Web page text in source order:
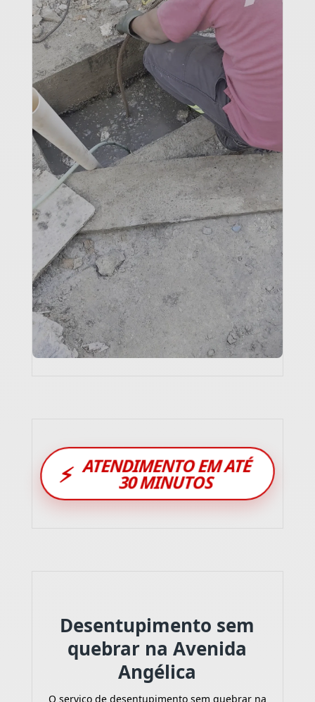
⚡ ATENDIMENTO EM ATÉ
30 MINUTOS
Desentupimento sem
quebrar na Avenida
Angélica
O serviço de desentupimento sem quebrar na